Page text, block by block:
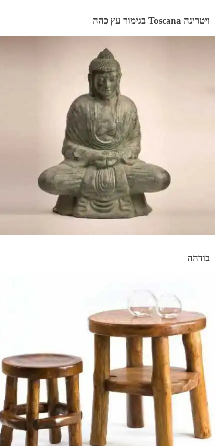
ויטרינה Toscana בגימור עץ כהה
בודהה